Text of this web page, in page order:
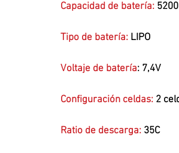
Capacidad de batería:
Tipo de batería: LIPO
Voltaje de batería: 7,4V
Configuración celdas: 2
Ratio de descarga: 35C